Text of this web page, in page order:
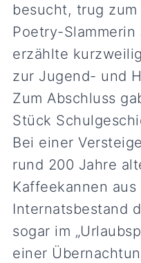
besucht, trug
Poetry-
erzählte
zur Jugend- und
Zum Abschluss
Stück
Bei einer
rund 200 Jahre
Kaffeekannen
Internatsbestand
sogar im
einer